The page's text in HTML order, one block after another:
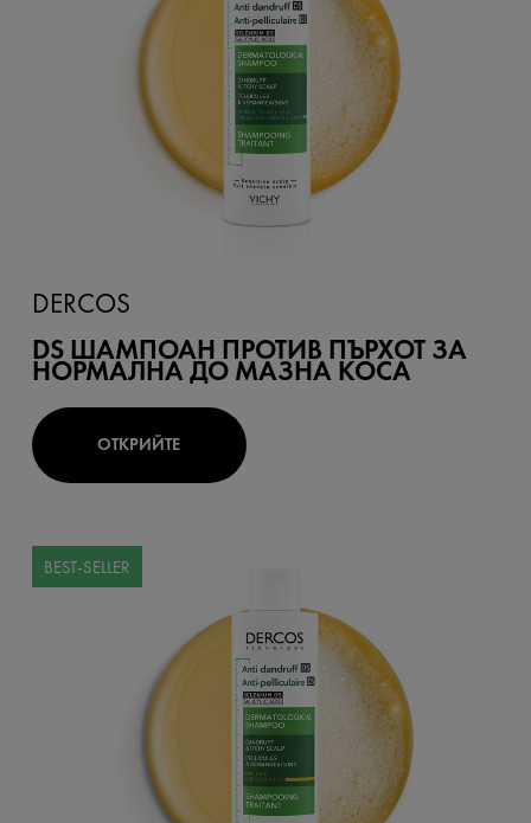
DERCOS
DS ШАМПОАН ПРОТИВ ПЪРХОТ ЗА
НОРМАЛНА ДО МАЗНА КОСА
ОТКРИЙТЕ
BEST-SELLER